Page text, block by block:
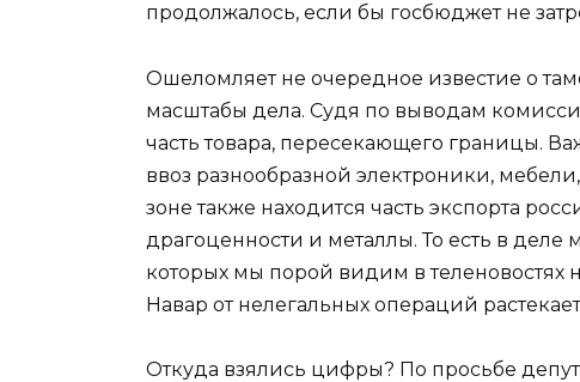
продолжалось, если бы госбюджет не
Ошеломляет не очередное известие о
масштабы дела. Судя по выводам
часть товара, пересекающего границы.
ввоз разнообразной электроники,
зоне также находится часть экспорта
драгоценности и металлы. То есть в деле
которых мы порой видим в теленовостях
Навар от нелегальных операций
Откуда взялись цифры? По просьбе